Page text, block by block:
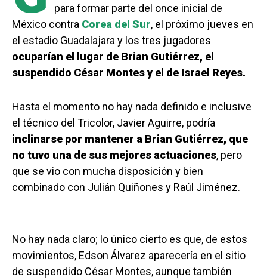
para formar parte del once inicial de
México contra Corea del Sur, el próximo jueves en
el estadio Guadalajara y los tres jugadores
ocuparían el lugar de Brian Gutiérrez, el
suspendido César Montes y el de Israel Reyes.
Hasta el momento no hay nada definido e inclusive
el técnico del Tricolor, Javier Aguirre, podría
inclinarse por mantener a Brian Gutiérrez, que
no tuvo una de sus mejores actuaciones, pero
que se vio con mucha disposición y bien
combinado con Julián Quiñones y Raúl Jiménez.
No hay nada claro; lo único cierto es que, de estos
movimientos, Edson Álvarez aparecería en el sitio
de suspendido César Montes, aunque también